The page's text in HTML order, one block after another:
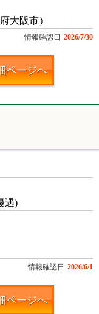
大阪市）
情報確認日 2026/7/30
ページへ
遇)
情報確認日 2026/6/1
ページへ